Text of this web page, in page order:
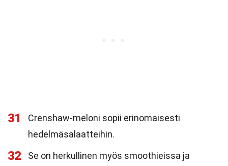
31
Crenshaw-meloni sopii erinomaisesti
hedelmäsalaatteihin.
32
Se on herkullinen myös smoothieissa ja